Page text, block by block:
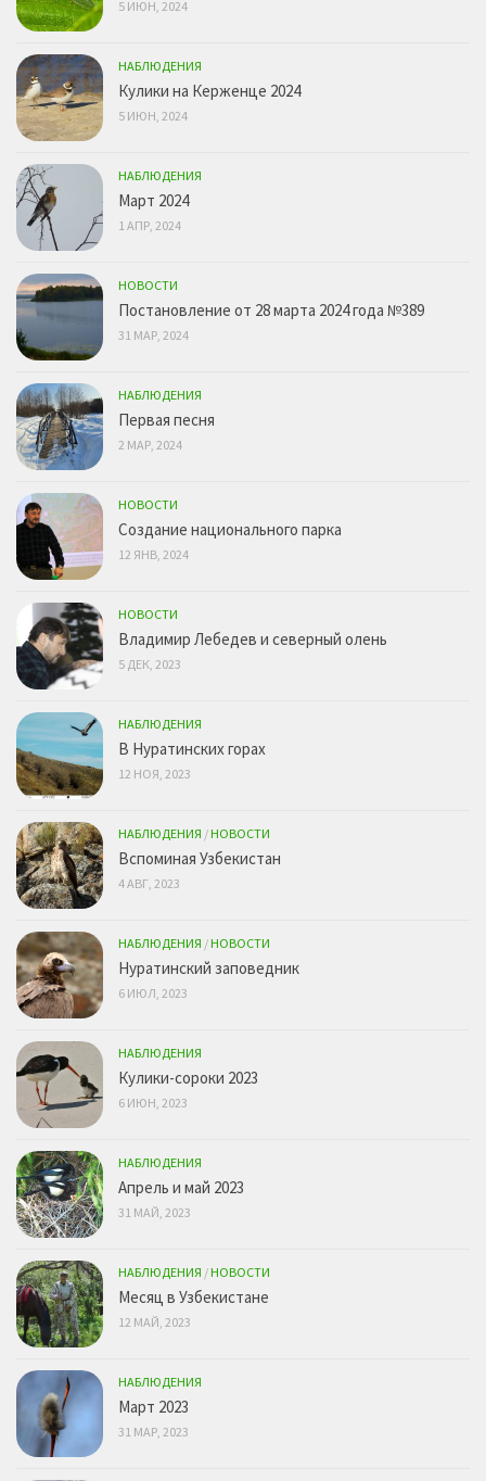
5 ИЮН, 2024
НАБЛЮДЕНИЯ
Кулики на Керженце 2024
5 ИЮН, 2024
НАБЛЮДЕНИЯ
Март 2024
1 АПР, 2024
НОВОСТИ
Постановление от 28 марта 2024 года №389
31 МАР, 2024
НАБЛЮДЕНИЯ
Первая песня
2 МАР, 2024
НОВОСТИ
Создание национального парка
12 ЯНВ, 2024
НОВОСТИ
Владимир Лебедев и северный олень
5 ДЕК, 2023
НАБЛЮДЕНИЯ
В Нуратинских горах
12 НОЯ, 2023
НАБЛЮДЕНИЯ /НОВОСТИ
Вспоминая Узбекистан
4 АВГ, 2023
НАБЛЮДЕНИЯ /НОВОСТИ
Нуратинский заповедник
6 ИЮЛ, 2023
НАБЛЮДЕНИЯ
Кулики-сороки 2023
6 ИЮН, 2023
НАБЛЮДЕНИЯ
Апрель и май 2023
31 МАЙ, 2023
НАБЛЮДЕНИЯ /НОВОСТИ
Месяц в Узбекистане
12 МАЙ, 2023
НАБЛЮДЕНИЯ
Март 2023
31 МАР, 2023